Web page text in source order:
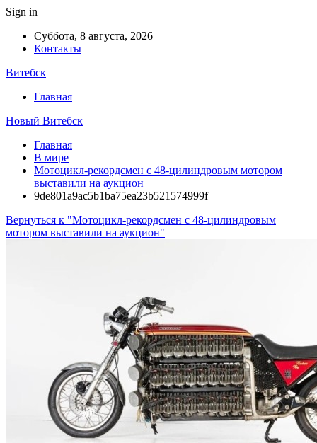
Sign in
Суббота, 8 августа, 2026
Контакты
Витебск
Главная
Новый Витебск
Главная
В мире
Мотоцикл-рекордсмен с 48-цилиндровым мотором
выставили на аукцион
9de801a9ac5b1ba75ea23b521574999f
Вернуться к "Мотоцикл-рекордсмен с 48-цилиндровым
мотором выставили на аукцион"